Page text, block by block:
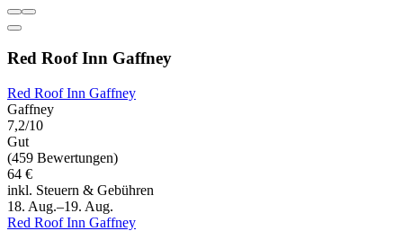
Red Roof Inn Gaffney
Red Roof Inn Gaffney
Gaffney
7,2/10
Gut
(459 Bewertungen)
64 €
inkl. Steuern & Gebühren
18. Aug.–19. Aug.
Red Roof Inn Gaffney